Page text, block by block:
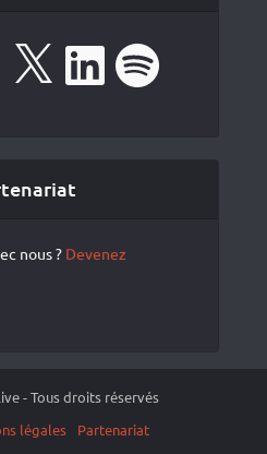
LinkedIn Spotify
nous ? Devenez
- Tous droits réservés
légales Partenariat